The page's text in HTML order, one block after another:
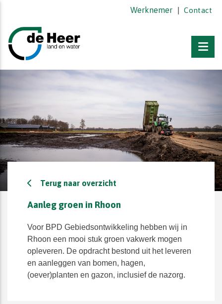
Werknemer Contact
Terug naar overzicht
Aanleg groen in Rhoon
Voor BPD Gebiedsontwikkeling hebben wij in
Rhoon een mooi stuk groen vakwerk mogen
opleveren. De opdracht bestond uit het leveren
en aanleggen van bomen, hagen,
(oever)planten en gazon, inclusief de nazorg.